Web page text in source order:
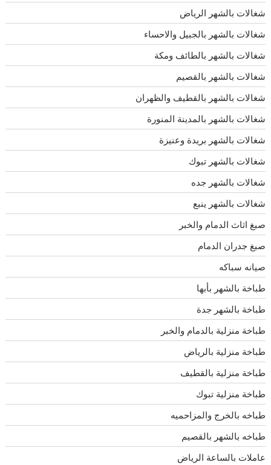
شغالات بالشهر الرياض
شغالات بالشهر بالجبيل والاحساء
شغالات بالشهر بالطائف ومكة
شغالات بالشهر بالقصيم
شغالات بالشهر بالقطيف والظهران
شغالات بالشهر بالمدينة المنورة
شغالات بالشهر بريدة وعنيزة
شغالات بالشهر تبوك
شغالات بالشهر جده
شغالات بالشهر ينبع
صبغ اثاث الدمام والخبر
صبغ جدران الدمام
صيانه سباكه
طباخة بالشهر بأبها
طباخة بالشهر جدة
طباخة منزلية بالدمام والخبر
طباخة منزلية بالرياض
طباخة منزلية بالقطيف
طباخة منزلية تبوك
طباخه بالخرج والمزاحميه
طباخه بالشهر بالقصيم
عاملات بالساعة الرياض